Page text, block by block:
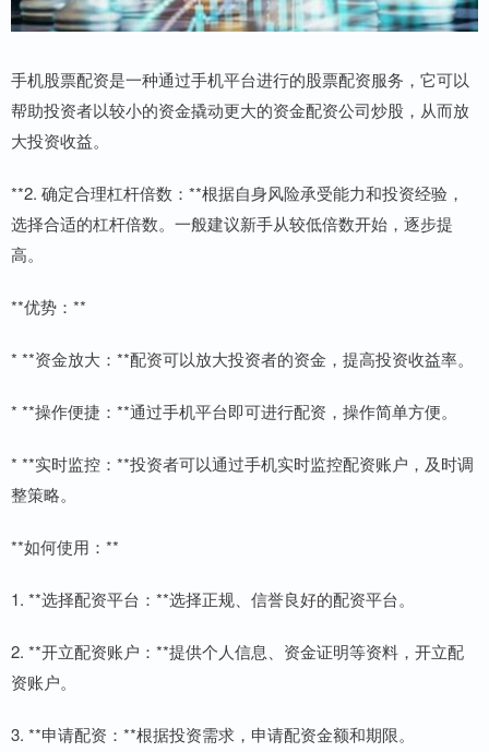
手机股票配资是一种通过手机平台进行的股票配资服务，它可以
帮助投资者以较小的资金撬动更大的资金配资公司炒股，从而放
大投资收益。
**2. 确定合理杠杆倍数：**根据自身风险承受能力和投资经验，
选择合适的杠杆倍数。一般建议新手从较低倍数开始，逐步提
高。
**优势：**
* **资金放大：**配资可以放大投资者的资金，提高投资收益率。
* **操作便捷：**通过手机平台即可进行配资，操作简单方便。
* **实时监控：**投资者可以通过手机实时监控配资账户，及时调
整策略。
**如何使用：**
1. **选择配资平台：**选择正规、信誉良好的配资平台。
2. **开立配资账户：**提供个人信息、资金证明等资料，开立配
资账户。
3. **申请配资：**根据投资需求，申请配资金额和期限。